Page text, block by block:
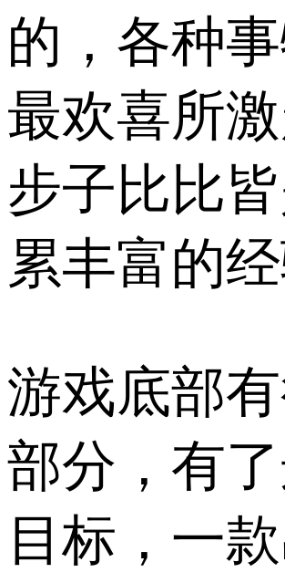
的，各种
最欢喜所激
步子比比
累丰富的
游戏底部
部分，有
目标，一